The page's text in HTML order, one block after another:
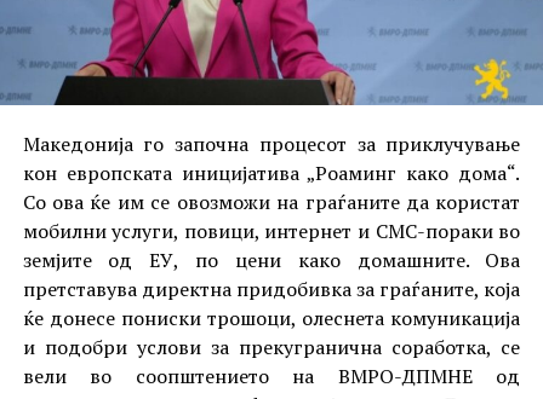
Македонија го започна процесот за приклучување
кон европската иницијатива „Роаминг како дома“.
Со ова ќе им се овозможи на граѓаните да користат
мобилни услуги, повици, интернет и СМС-пораки во
земјите од ЕУ, по цени како домашните. Ова
претставува директна придобивка за граѓаните, која
ќе донесе пониски трошоци, олеснета комуникација
и подобри услови за прекугранична соработка, се
вели во соопштението на ВМРО-ДПМНЕ од